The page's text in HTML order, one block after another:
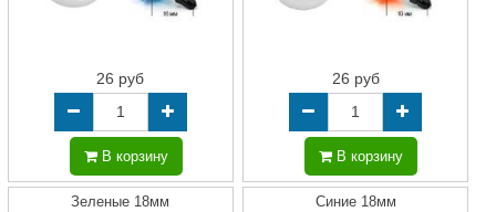
26 руб
В корзину
26 руб
В корзину
Зеленые 18мм Синие 18мм